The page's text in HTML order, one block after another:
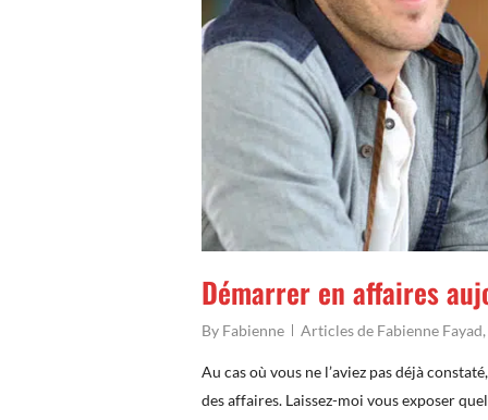
Démarrer en affaires
By Fabienne Articles de Fabienne Fayad,
Au cas où vous ne l’aviez pas déjà
des affaires. Laissez-moi vous exposer